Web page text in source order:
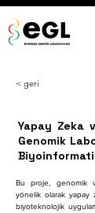
< geri
Yapay Zeka
Genomik
Bu proje, genomik
yönelik olarak yapay
biyoteknolojik